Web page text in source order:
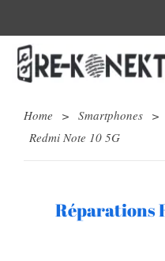
Home > Smartphones >
Redmi Note 10 5G
Réparations